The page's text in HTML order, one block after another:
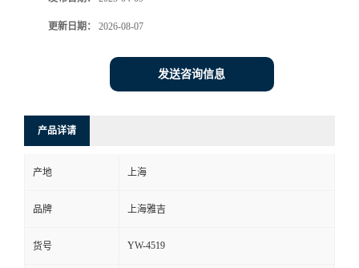
更新日期： 2026-08-07
发送咨询信息
产品详请
产地 上海
品牌 上海雅吉
货号 YW-4519